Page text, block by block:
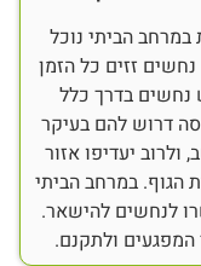
הביתי נוכל
זזים כל הזמן
נחשים בדרך כלל
דרוש להם בעיקר
ולרוב יעדיפו אזור
הגוף. במרחב הביתי
לנחשים להישאר.
ולתקנם.